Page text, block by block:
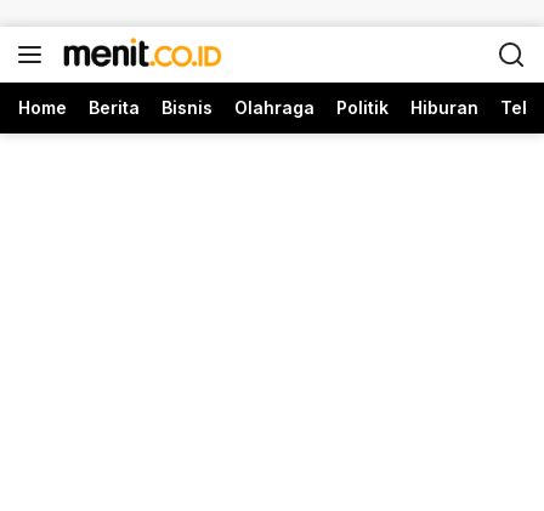
Home Berita Bisnis Olahraga Politik Hiburan